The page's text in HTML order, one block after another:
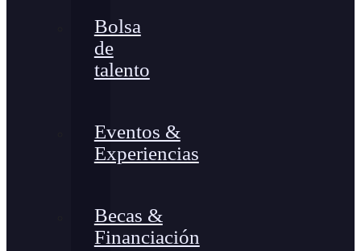
Bolsa
de
talento
Eventos &
Experiencias
Becas &
Financiación